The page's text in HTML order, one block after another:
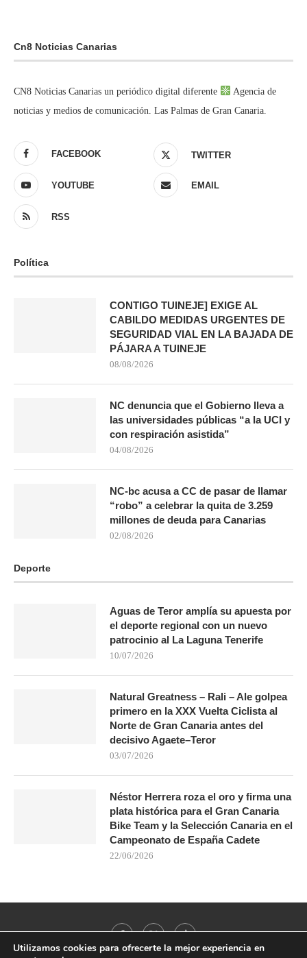
Cn8 Noticias Canarias
CN8 Noticias Canarias un periódico digital diferente
Agencia de
noticias y medios de comunicación. Las Palmas de Gran Canaria.
FACEBOOK TWITTER
YOUTUBE EMAIL
RSS
Política
CONTIGO TUINEJE] EXIGE AL
CABILDO MEDIDAS URGENTES DE
SEGURIDAD VIAL EN LA BAJADA DE
PÁJARA A TUINEJE
08/08/2026
NC denuncia que el Gobierno lleva a
las universidades públicas “a la UCI y
con respiración asistida”
04/08/2026
NC-bc acusa a CC de pasar de llamar
“robo” a celebrar la quita de 3.259
millones de deuda para Canarias
02/08/2026
Deporte
Aguas de Teror amplía su apuesta por
el deporte regional con un nuevo
patrocinio al La Laguna Tenerife
10/07/2026
Natural Greatness – Rali – Ale golpea
primero en la XXX Vuelta Ciclista al
Norte de Gran Canaria antes del
decisivo Agaete–Teror
03/07/2026
Néstor Herrera roza el oro y firma una
plata histórica para el Gran Canaria
Bike Team y la Selección Canaria en el
Campeonato de España Cadete
22/06/2026
Utilizamos cookies para ofrecerte la mejor experiencia en